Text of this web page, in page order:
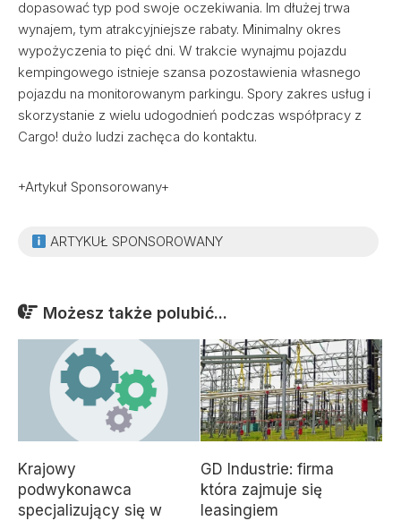
dopasować typ pod swoje oczekiwania. Im dłużej trwa
wynajem, tym atrakcyjniejsze rabaty. Minimalny okres
wypożyczenia to pięć dni. W trakcie wynajmu pojazdu
kempingowego istnieje szansa pozostawienia własnego
pojazdu na monitorowanym parkingu. Spory zakres usług i
skorzystanie z wielu udogodnień podczas współpracy z
Cargo! dużo ludzi zachęca do kontaktu.
+Artykuł Sponsorowany+
ARTYKUŁ SPONSOROWANY
Możesz także polubić...
Krajowy
podwykonawca
specjalizujący się w
GD Industrie: firma
która zajmuje się
leasingiem